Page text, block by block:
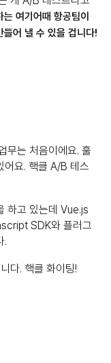
여기어때 항공팀이
들어 낼 수 있을 겁니다!
무는 처음이에요. 훌
어요. 핵클 A/B 테스
하고 있는데 Vue.js
SDK와 플러그
.
다. 핵클 화이팅!